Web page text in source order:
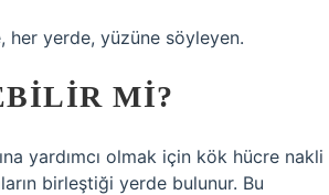
her yerde, yüzüne söyleyen.
MI?
yardımcı olmak için kök hücre nakli
birleştiği yerde bulunur. Bu